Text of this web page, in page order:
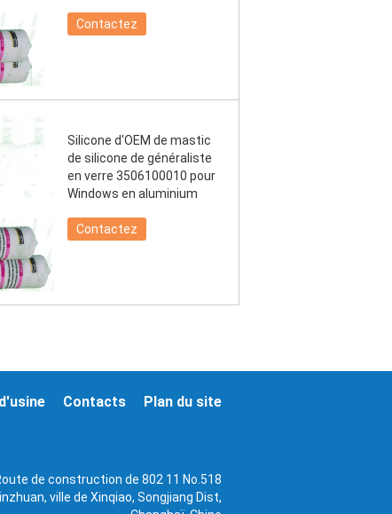
Contactez
Silicone d'OEM de mastic
de silicone de généraliste
en verre 3506100010 pour
Windows en aluminium
Contactez
Plan du site
Contacts
de construction de 802 11 No.518
ville de Xinqiao, Songjiang Dist,